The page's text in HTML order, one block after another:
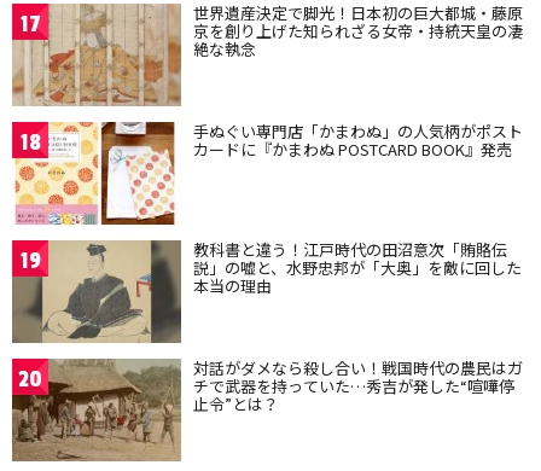
17 世界遺産決定で脚光！日本初の巨大都城・藤原
京を創り上げた知られざる女帝・持統天皇の凄
絶な執念
18 手ぬぐい専門店「かまわぬ」の人気柄がポスト
カードに『かまわぬ POSTCARD BOOK』発売
19 教科書と違う！江戸時代の田沼意次「賄賂伝
説」の嘘と、水野忠邦が「大奥」を敵に回した
本当の理由
20 対話がダメなら殺し合い！戦国時代の農民はガ
チで武器を持っていた…秀吉が発した“喧嘩停
止令”とは？